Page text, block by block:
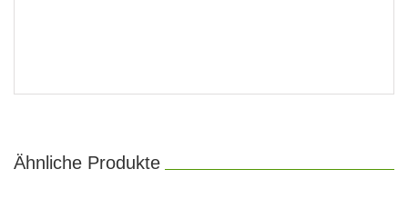
Ähnliche Produkte